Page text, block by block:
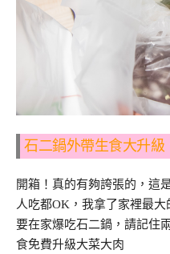
石二鍋外帶生食大升級
開箱！真的有夠誇張的，這
人吃都OK，我拿了家裡最
要在家爆吃石二鍋，請記住
食免費升級大菜大肉